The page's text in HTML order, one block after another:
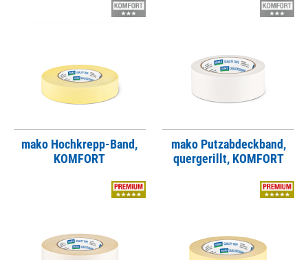
mako Hochkrepp-Band,
KOMFORT
mako Putzabdeckband,
quergerillt, KOMFORT